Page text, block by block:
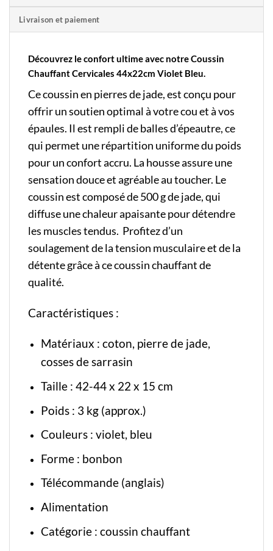
Livraison et paiement
Découvrez le confort ultime avec notreCoussin
Chauffant Cervicales 44x22cm Violet Bleu.
Ce coussin en pierres de jade, est conçu pour
offrir un soutien optimal à votre cou et à vos
épaules. Il est rempli de balles d’épeautre, ce
qui permet une répartition uniforme du poids
pour un confort accru. La housse assure une
sensation douce et agréable au toucher. Le
coussin est composé de 500 g de jade, qui
diffuse une chaleur apaisante pour détendre
les muscles tendus. Profitez d’un
soulagement de la tension musculaire et de la
détente grâce à ce coussin chauffant de
qualité.
Caractéristiques :
Matériaux : coton, pierre de jade,
cosses de sarrasin
Taille : 42-44 x 22 x 15 cm
Poids : 3 kg (approx.)
Couleurs : violet, bleu
Forme : bonbon
Télécommande (anglais)
Alimentation
Catégorie : coussin chauffant